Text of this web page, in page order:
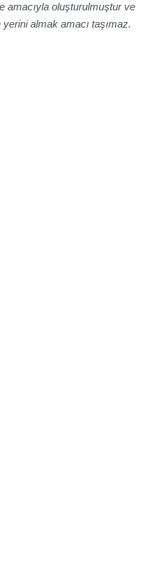
amacıyla oluşturulmuştur ve
almak amacı taşımaz.